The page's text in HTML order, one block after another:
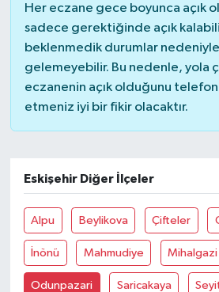
Her eczane gece boyunca açık
sadece gerektiğinde açık
beklenmedik durumlar
gelemeyebilir. Bu nedenle, yola
eczanenin açık olduğunu telefon
etmeniz iyi bir fikir olacaktır.
Eskişehir Diğer İlçeler
Alpu Beylikova Çifteler
İnönü Mahmudiye Mihalgazi
Odunpazari Saricakaya